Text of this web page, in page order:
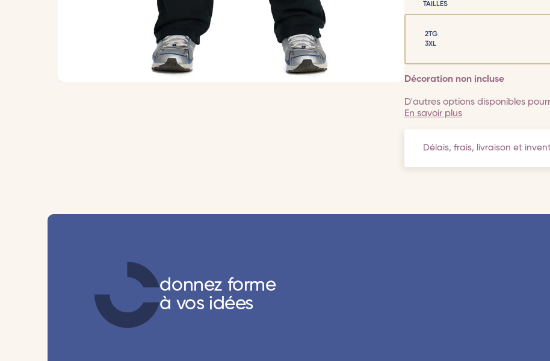
TAILLES
2TG
3XL
Décoration non incluse
D'autres options disponibles
En savoir plus
Délais, frais, livraison et
donnez forme
à vos idées